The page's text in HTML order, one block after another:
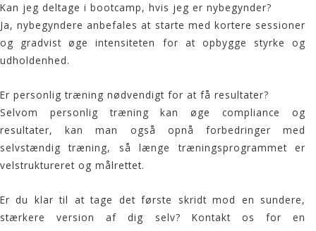
Kan jeg deltage i bootcamp, hvis jeg er nybegynder?
Ja, nybegyndere anbefales at starte med kortere sessioner
og gradvist øge intensiteten for at opbygge styrke og
udholdenhed.
Er personlig træning nødvendigt for at få resultater?
Selvom personlig træning kan øge compliance og
resultater, kan man også opnå forbedringer med
selvstændig træning, så længe træningsprogrammet er
velstruktureret og målrettet.
Er du klar til at tage det første skridt mod en sundere,
stærkere version af dig selv? Kontakt os for en